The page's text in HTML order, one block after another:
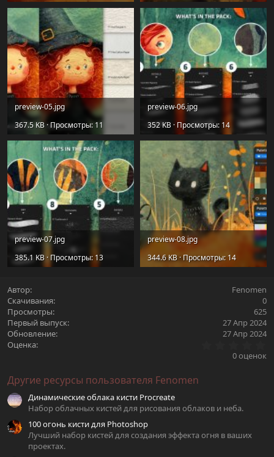
preview-05.jpg
367.5 KB · Просмотры: 11
preview-06.jpg
352 KB · Просмотры: 14
preview-07.jpg
385.1 KB · Просмотры: 13
preview-08.jpg
344.6 KB · Просмотры: 14
Автор
Fenomen
Скачивания
0
Просмотры
625
Первый выпуск
27 Апр 2024
Обновление
27 Апр 2024
Оценка
0
0 оценок
Другие ресурсы пользователя Fenomen
Динамические облака кисти Procreate
Набор облачных кистей для рисования облаков и неба.
100 огонь кисти для Photoshop
Лучший набор кистей для создания эффекта огня в ваших
проектах.